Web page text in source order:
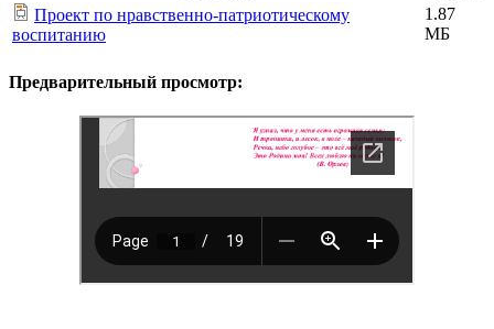
Проект по нравственно-патриотическому
воспитанию
1.87
МБ
Предварительный просмотр: